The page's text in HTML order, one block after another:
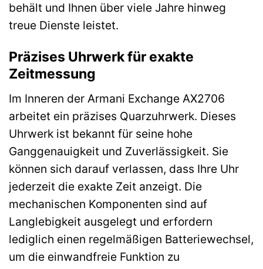
behält und Ihnen über viele Jahre hinweg
treue Dienste leistet.
Präzises Uhrwerk für exakte
Zeitmessung
Im Inneren der Armani Exchange AX2706
arbeitet ein präzises Quarzuhrwerk. Dieses
Uhrwerk ist bekannt für seine hohe
Ganggenauigkeit und Zuverlässigkeit. Sie
können sich darauf verlassen, dass Ihre Uhr
jederzeit die exakte Zeit anzeigt. Die
mechanischen Komponenten sind auf
Langlebigkeit ausgelegt und erfordern
lediglich einen regelmäßigen Batteriewechsel,
um die einwandfreie Funktion zu